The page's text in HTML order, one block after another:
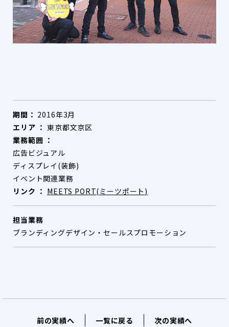
期間： 2016年3月
エリア ：東京都文京区
業務範囲 ：
広告ビジュアル
ディスプレイ(装飾)
イベント関連業務
リンク ： MEETS PORT(ミーツポート)
担当業務
ブランディングデザイン・セールスプロモーション
前の実績へ 一覧に戻る 次の実績へ